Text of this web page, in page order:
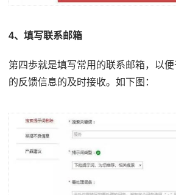
4、填写联系邮箱
第四歩就是填写常用的联系邮箱，以
的反馈信息的及时接收。如下图：